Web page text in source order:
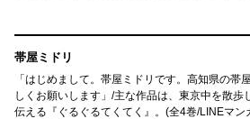
帯屋ミドリ
「はじめまして。帯屋ミドリです。高知県の帯
しくお願いします」/主な作品は、東京中を散歩
伝える『ぐるぐるてくてく』。(全4巻/LINEマン